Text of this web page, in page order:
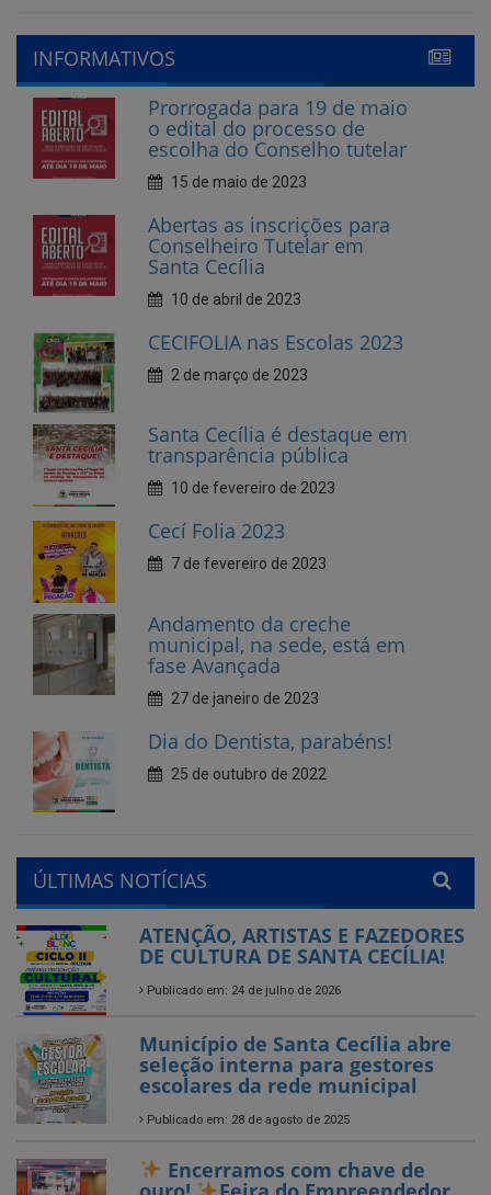
o edital do processo de
escolha do Conselho tutelar
15 de maio de 2023
Abertas as inscrições para
Conselheiro Tutelar em
Santa Cecília
CECIFOLIA nas Escolas 2023
2 de março de 2023
Santa Cecília é destaque em
transparência pública
Cecí Folia 2023
7 de fevereiro de 2023
Andamento da creche
fase Avançada
Dia do Dentista, parabéns!
25 de outubro de 2022
ÚLTIMAS NOTÍCIAS
DE CULTURA DE SANTA CECÍLIA!
Município de Santa Cecília abre
seleção interna para gestores
escolares da rede municipal
Encerramos com chave de
ouro!
Feira do Empreendedor
Publicado em: 26 de agosto de 2025
Encerrado o Campeonato